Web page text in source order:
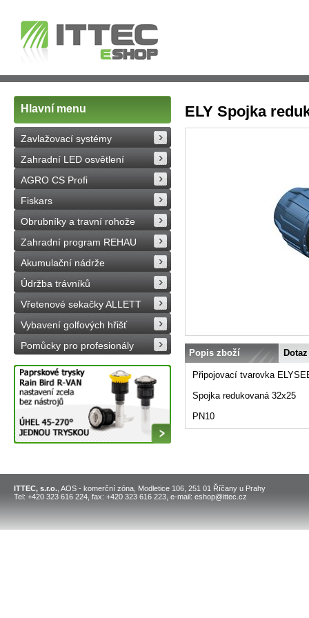
Hlavní menu
Zavlažovací systémy
Zahradní LED osvětlení
AGRO CS Profi
Fiskars
Obrubníky a travní rohože
Zahradní program REHAU
Akumulační nádrže
Údržba trávníků
Vřetenové sekačky ALLETT
Vybavení golfových hřišť
Pomůcky pro profesionály
ELY Spojka
Popis zboží
Připojovací tvarovka
Spojka redukovaná 32x25
PN10
ITTEC, s.r.o. , AOS - komerční zóna, Modletice 106, 251 01 Říčany u Prahy
Tel: +420 323 616 224, fax: +420 323 616 223, e-mail: eshop@ittec.cz